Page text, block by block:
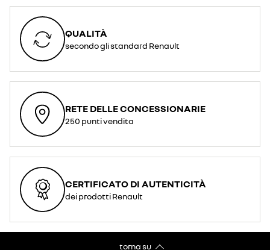
QUALITÀ
secondo gli standard Renault
RETE DELLE CONCESSIONARIE
250 punti vendita
CERTIFICATO DI AUTENTICITÀ
dei prodotti Renault
torna su